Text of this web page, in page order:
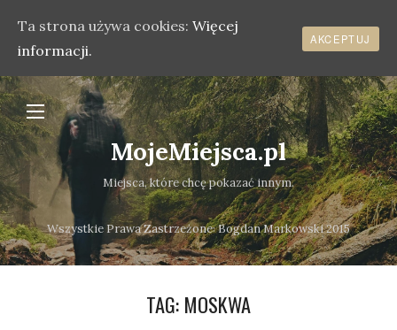
MojeMiejsca.pl
Miejsca, które chcę pokazać innym.
Wszystkie Prawa Zastrzeżone܃ Bogdan Markowski 2015
TAG: MOSKWA
Ta strona używa cookies: Więcej
informacji.
AKCEPTUJ